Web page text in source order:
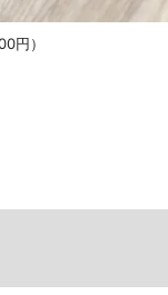
円）